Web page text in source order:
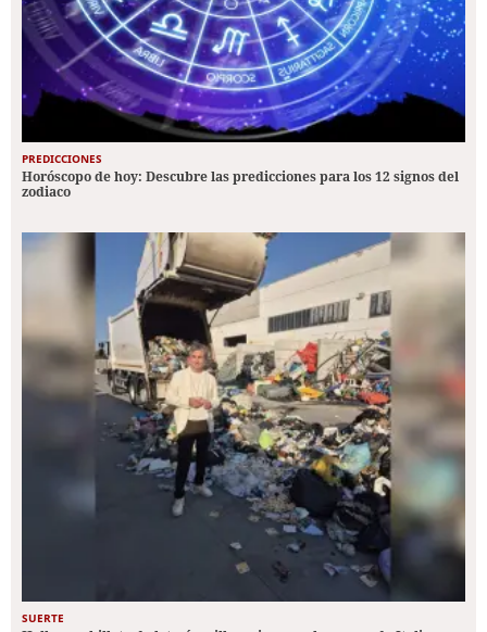
PREDICCIONES
Horóscopo de hoy: Descubre las predicciones para los 12 signos del
zodiaco
SUERTE